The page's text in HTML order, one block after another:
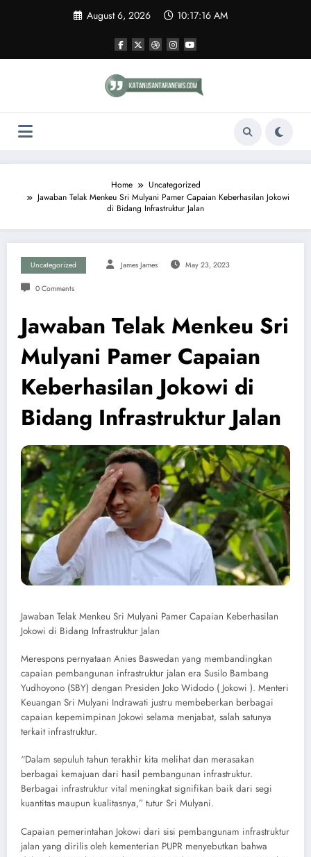
August 6, 2026 10:17:17 AM
Home
Uncategorized
Jawaban Telak Menkeu Sri Mulyani Pamer Capaian Keberhasilan Jokowi
di Bidang Infrastruktur Jalan
Uncategorized James James May 23, 2023
0 Comments
Jawaban Telak Menkeu Sri
Mulyani Pamer Capaian
Keberhasilan Jokowi di
Bidang Infrastruktur Jalan
Jawaban Telak Menkeu Sri Mulyani Pamer Capaian Keberhasilan
Jokowi di Bidang Infrastruktur Jalan
Merespons pernyataan Anies Baswedan yang membandingkan
capaian pembangunan infrastruktur jalan era Susilo Bambang
Yudhoyono (SBY) dengan Presiden Joko Widodo ( Jokowi ). Menteri
Keuangan Sri Mulyani Indrawati justru membeberkan berbagai
capaian kepemimpinan Jokowi selama menjabat, salah satunya
terkait infrastruktur.
“Dalam sepuluh tahun terakhir kita melihat dan merasakan
berbagai kemajuan dari hasil pembangunan infrastruktur.
Berbagai infrastruktur vital meningkat signifikan baik dari segi
kuantitas maupun kualitasnya,” tutur Sri Mulyani.
Capaian pemerintahan Jokowi dari sisi pembangunam infrastruktur
jalan yang dirilis oleh kementerian PUPR menyebutkan bahwa